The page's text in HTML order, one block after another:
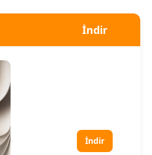
İndir
İndir